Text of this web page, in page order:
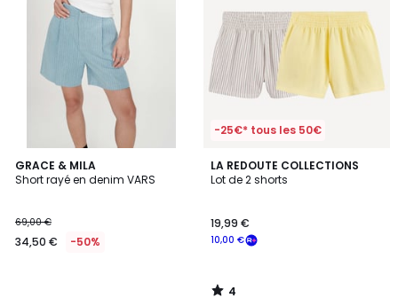
GRACE & MILA
Short rayé en denim VARS
69,00 €
34,50 € -50%
-25€* tous les 50€
LA REDOUTE COLLECTIONS
Lot de 2 shorts
10,00 €
19,99 €
4
/
4
/